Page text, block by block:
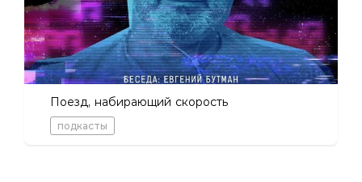
Поезд, набирающий скорость
подкасты